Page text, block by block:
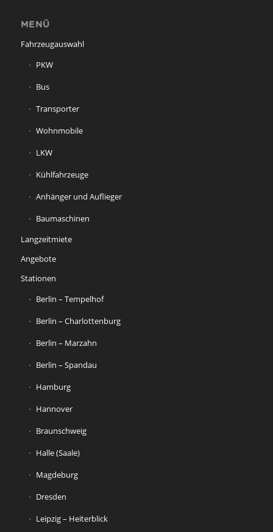
MENÜ
Fahrzeugauswahl
PKW
Bus
Transporter
Wohnmobile
LKW
Kühlfahrzeuge
Anhänger und Auflieger
Baumaschinen
Langzeitmiete
Angebote
Stationen
Berlin – Tempelhof
Berlin – Charlottenburg
Berlin – Marzahn
Berlin – Spandau
Hamburg
Hannover
Braunschweig
Halle (Saale)
Magdeburg
Dresden
Leipzig – Heiterblick